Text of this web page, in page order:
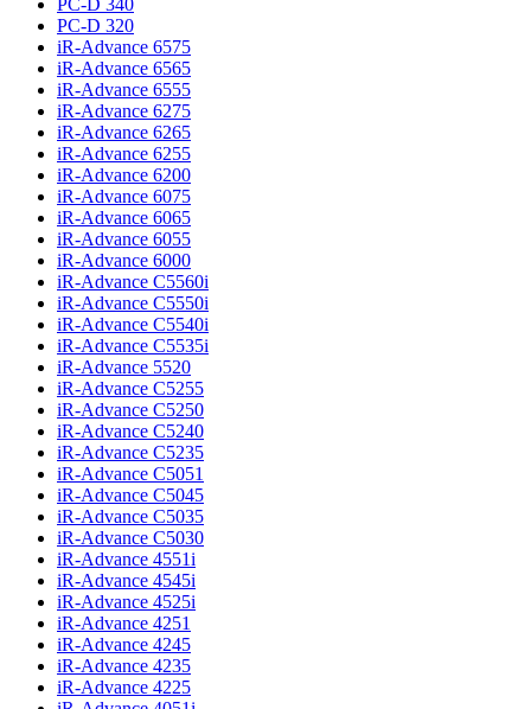
PC-D 320
iR-Advance 6575
iR-Advance 6565
iR-Advance 6555
iR-Advance 6275
iR-Advance 6265
iR-Advance 6255
iR-Advance 6200
iR-Advance 6075
iR-Advance 6065
iR-Advance 6055
iR-Advance 6000
iR-Advance C5560i
iR-Advance C5550i
iR-Advance C5540i
iR-Advance C5535i
iR-Advance 5520
iR-Advance C5255
iR-Advance C5250
iR-Advance C5240
iR-Advance C5235
iR-Advance C5051
iR-Advance C5045
iR-Advance C5035
iR-Advance C5030
iR-Advance 4551i
iR-Advance 4545i
iR-Advance 4525i
iR-Advance 4251
iR-Advance 4245
iR-Advance 4235
iR-Advance 4225